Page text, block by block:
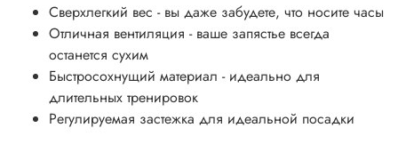
Сверхлегкий вес - вы даже забудете, что носите часы
Отличная вентиляция - ваше запястье всегда
останется сухим
Быстросохнущий материал - идеально для
длительных тренировок
Регулируемая застежка для идеальной посадки